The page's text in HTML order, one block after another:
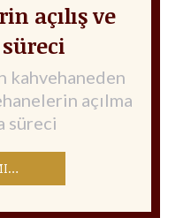
açılış ve
kahvehaneden
açılma
süreci